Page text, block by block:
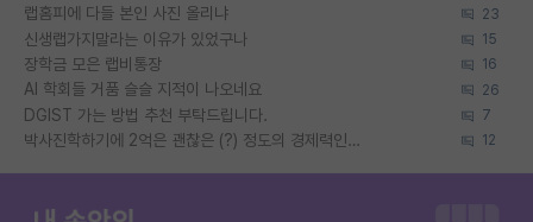
랩홈피에 다들 본인 사진 올리냐 23
신생랩가지말라는 이유가 있었구나 15
장학금 모은 랩비통장 16
AI 학회들 거품 슬슬 지적이 나오네요 26
DGIST 가는 방법 추천 부탁드립니다. 7
박사진학하기에 2억은 괜찮은 (?) 정도의 경제력인가요 12